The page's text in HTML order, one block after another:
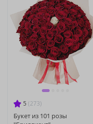
5 (273)
Букет из 101 розы